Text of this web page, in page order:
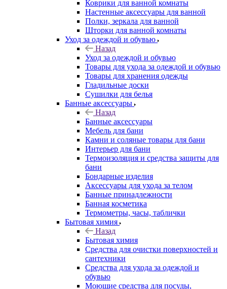
Коврики для ванной комнаты
Настенные аксессуары для ванной
Полки, зеркала для ванной
Шторки для ванной комнаты
Уход за одеждой и обувью
Назад
Уход за одеждой и обувью
Товары для ухода за одеждой и обувью
Товары для хранения одежды
Гладильные доски
Сушилки для белья
Банные аксессуары
Назад
Банные аксессуары
Мебель для бани
Камни и соляные товары для бани
Интерьер для бани
Термоизоляция и средства защиты для
бани
Бондарные изделия
Аксеcсуары для ухода за телом
Банные принадлежности
Банная косметика
Термометры, часы, таблички
Бытовая химия
Назад
Бытовая химия
Средства для очистки поверхностей и
сантехники
Средства для ухода за одеждой и
обувью
Моющие средства для посуды,